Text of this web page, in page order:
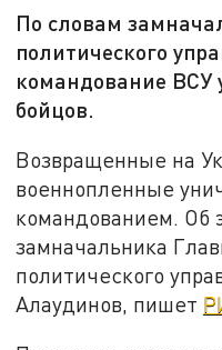
По словам
политического
командование ВСУ
бойцов.
Возвращенные на
военнопленные
командованием. Об
замначальника
политического
Алаудинов, пишет